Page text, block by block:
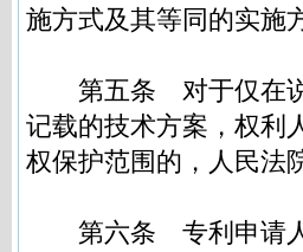
施方式及其等同的实施
第五条 对于仅在
记载的技术方案，权利
权保护范围的，人民法
第六条 专利申请